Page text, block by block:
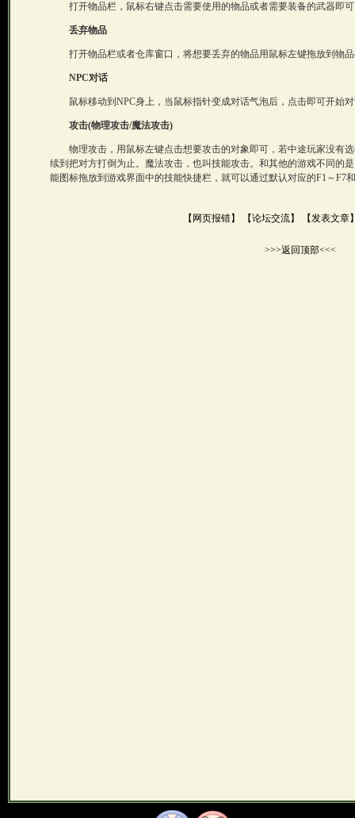
打开物品栏，鼠标右键点击需要使用的物品或者需要装备的武器即
丢弃物品
打开物品栏或者仓库窗口，将想要丢弃的物品用鼠标左键拖放到物品
NPC对话
鼠标移动到NPC身上，当鼠标指针变成对话气泡后，点击即可开始
攻击(物理攻击/魔法攻击)
物理攻击，用鼠标左键点击想要攻击的对象即可，若中途玩家没有
续到把对方打倒为止。魔法攻击，也叫技能攻击。和其他的游戏不同的
能图标拖放到游戏界面中的技能快捷栏，就可以通过默认对应的F1～F7
【网页报错】 【论坛交流】 【发表文章
>>>返回顶部<<<